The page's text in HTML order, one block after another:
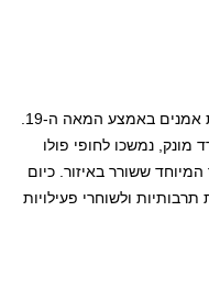
מונק, נמשכו לחופי פולו
המיוחד ששורר באיזור. כיום
ולשוחרי פעילויות